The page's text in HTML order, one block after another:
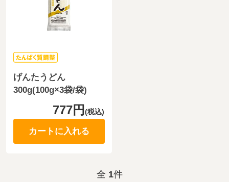
げんたうどん
300g(100g×3袋/袋)
777円(税込)
カートに入れる
全 1件